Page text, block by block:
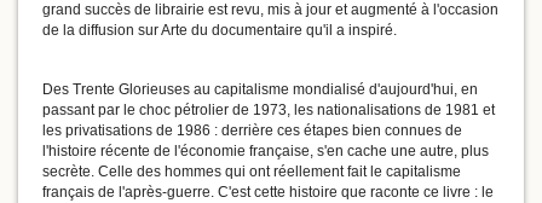
grand succès de librairie est revu, mis à jour et augmenté à l'occasion
de la diffusion sur Arte du documentaire qu'il a inspiré.
Des Trente Glorieuses au capitalisme mondialisé d'aujourd'hui, en
passant par le choc pétrolier de 1973, les nationalisations de 1981 et
les privatisations de 1986 : derrière ces étapes bien connues de
l'histoire récente de l'économie française, s'en cache une autre, plus
secrète. Celle des hommes qui ont réellement fait le capitalisme
français de l'après-guerre. C'est cette histoire que raconte ce livre : le